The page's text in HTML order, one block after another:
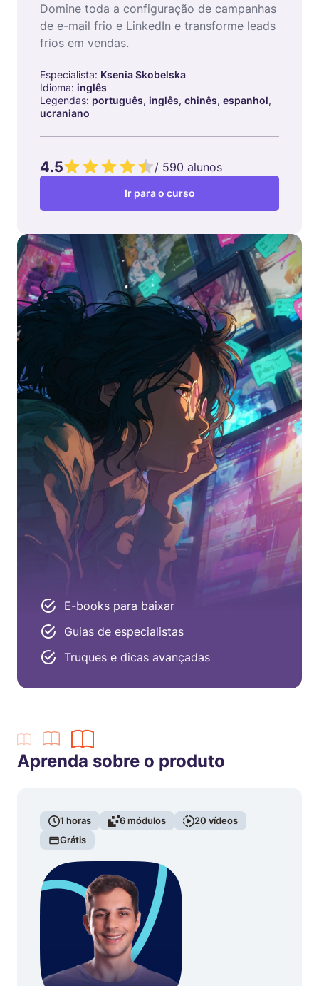
Domine toda a configuração de campanhas
de e-mail frio e LinkedIn e transforme leads
frios em vendas.
Especialista: Ksenia Skobelska
Idioma: inglês
Legendas: português, inglês, chinês, espanhol,
ucraniano
Ir para o curso
4.5 / 590 alunos
E-books para baixar
Guias de especialistas
Truques e dicas avançadas
Aprenda sobre o produto
1 horas 6módulos 20 vídeos
Grátis